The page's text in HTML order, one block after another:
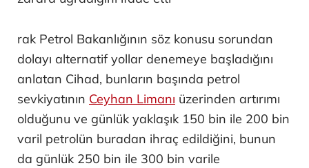
rak Petrol Bakanlığının söz konusu sorundan
dolayı alternatif yollar denemeye başladığını
anlatan Cihad, bunların başında petrol
sevkiyatının Ceyhan Limanı üzerinden artırımı
olduğunu ve günlük yaklaşık 150 bin ile 200 bin
varil petrolün buradan ihraç edildiğini, bunun
da günlük 250 bin ile 300 bin varile